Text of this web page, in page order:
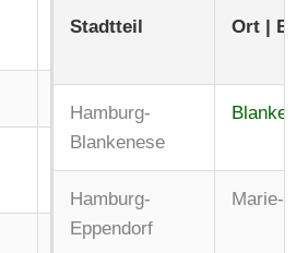
Di: 08:00 – 13:00 Uhr
Do: 11:00 – 19:00 Uhr
Stadtteil Ort |
Hamburg-
Blankenese
Hamburg-
Eppendorf
Marie-